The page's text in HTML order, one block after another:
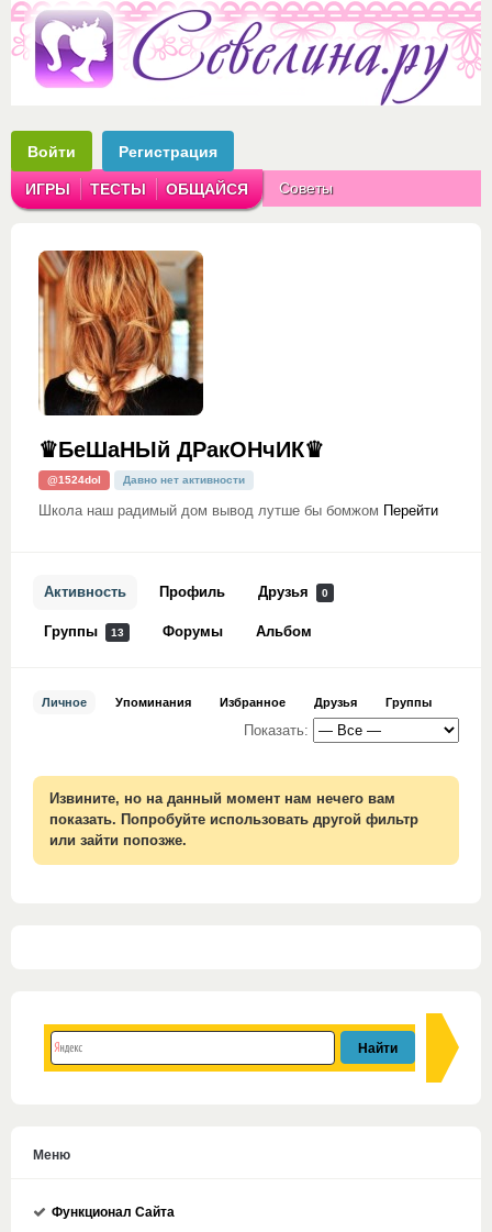
Войти Регистрация
ИГРЫ ТЕСТЫ ОБЩАЙСЯ Советы
♛БеШаНЫй ДРакОНчИК♛
@1524dol Давно нет активности
Школа наш радимый дом вывод лутше бы бомжом Перейти
Активность Профиль Друзья 0
Группы 13 Форумы Альбом
Личное Упоминания Избранное Друзья Группы
Показать:
Извините, но на данный момент нам нечего вам
показать. Попробуйте использовать другой фильтр
или зайти попозже.
Меню
Функционал Сайта